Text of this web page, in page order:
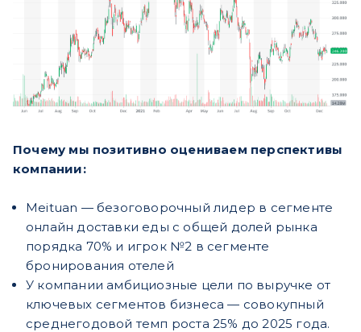
Почему мы позитивно оцениваем перспективы
компании:
Meituan — безоговорочный лидер в сегменте
онлайн доставки еды с общей долей рынка
порядка 70% и игрок №2 в сегменте
бронирования отелей
У компании амбициозные цели по выручке от
ключевых сегментов бизнеса — совокупный
среднегодовой темп роста 25% до 2025 года.